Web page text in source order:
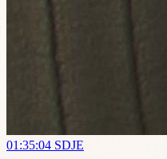
01:35:04 SDJE